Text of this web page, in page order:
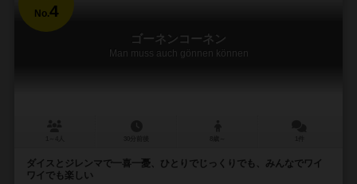
No.4
ゴーネンコーネン
Man muss auch gönnen können
ダイスとジレンマで一喜一憂、ひとりでじっくりでも、みんなでワイ
ワイでも楽しい